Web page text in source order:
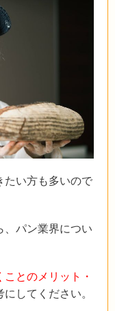
たい方も多いので
、パン業界につい
とのメリット・
してください。